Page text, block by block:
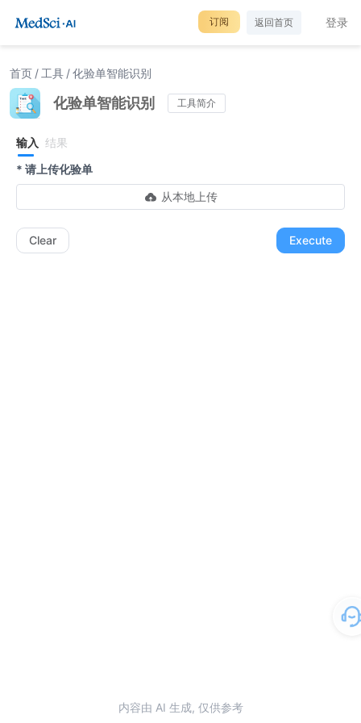
订阅 返回首页 登录
首页 / 工具 /化验单智能识别
化验单智能识别 工具简介
输入 结果
* 请上传化验单
从本地上传
Clear Execute
内容由 AI 生成, 仅供参考